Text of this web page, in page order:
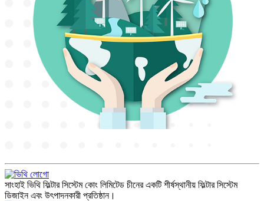
সাংহাই ভিথি ফিল্টার সিস্টেম কোং লিমিটেড চীনের একটি শীর্ষস্থানীয় ফিল্টার সিস্টেম
ডিজাইন এবং উৎপাদনকারী প্রতিষ্ঠান।